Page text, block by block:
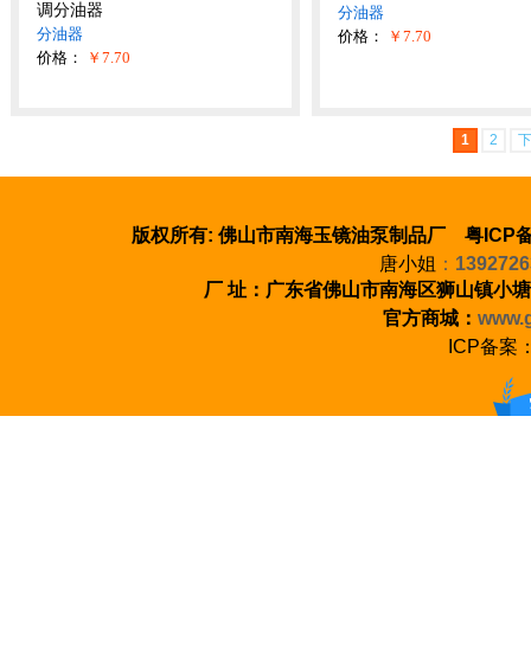
调分油器
分油器
价格：
￥7.70
分油器
价格：
￥7.70
1 2
版权所有: 佛山市南海玉镜油泵制品厂 粤ICP
唐小姐 ：
厂 址：广东省佛山市南海区狮山镇
官方商城：
ICP备案